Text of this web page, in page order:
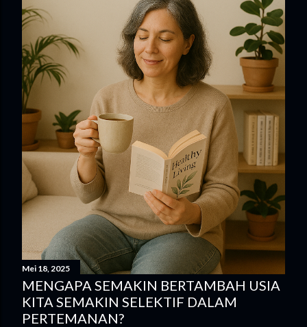
Mei 18, 2025
MENGAPA SEMAKIN BERTAMBAH USIA
KITA SEMAKIN SELEKTIF DALAM
PERTEMANAN?